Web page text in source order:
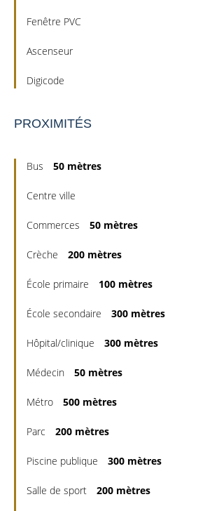
Fenêtre PVC
Ascenseur
Digicode
PROXIMITÉS
Bus 50 mètres
Centre ville
Commerces 50 mètres
Crèche 200 mètres
École primaire 100 mètres
École secondaire 300 mètres
Hôpital/clinique 300 mètres
Médecin 50 mètres
Métro 500 mètres
Parc 200 mètres
Piscine publique 300 mètres
Salle de sport 200 mètres